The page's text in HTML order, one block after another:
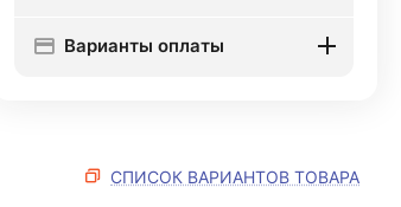
Варианты оплаты
СПИСОК ВАРИАНТОВ ТОВАРА